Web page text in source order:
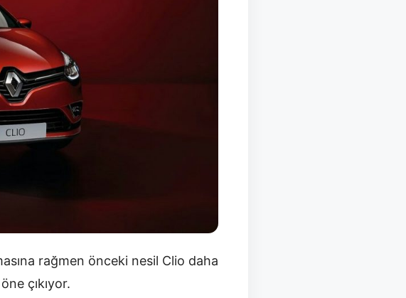
rağmen önceki nesil Clio daha
çıkıyor.